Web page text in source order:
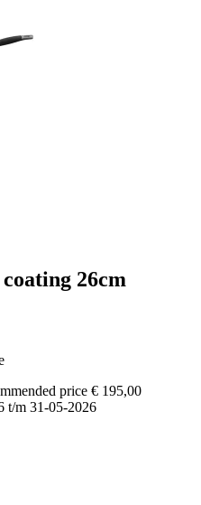
26cm
price € 195,00
t/m 31-05-2026